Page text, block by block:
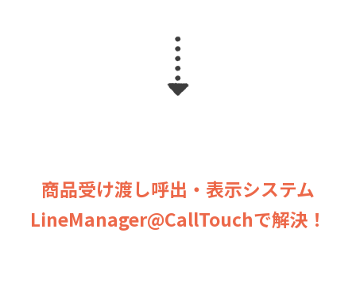
商品受け渡し呼出・表示システム
LineManager@CallTouchで解決！